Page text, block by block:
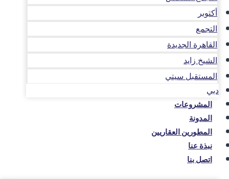
أكتوبر
التجمع
القاهرة الجديدة
الشيخ زايد
المستقبل سيتي
دبي
المشروعات
المدونة
المطورين العقاريين
نبذة عنا
اتصل بنا